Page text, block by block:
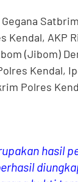
Kendal, AKP
(Jibom)
Kendal,
Polres
hasil